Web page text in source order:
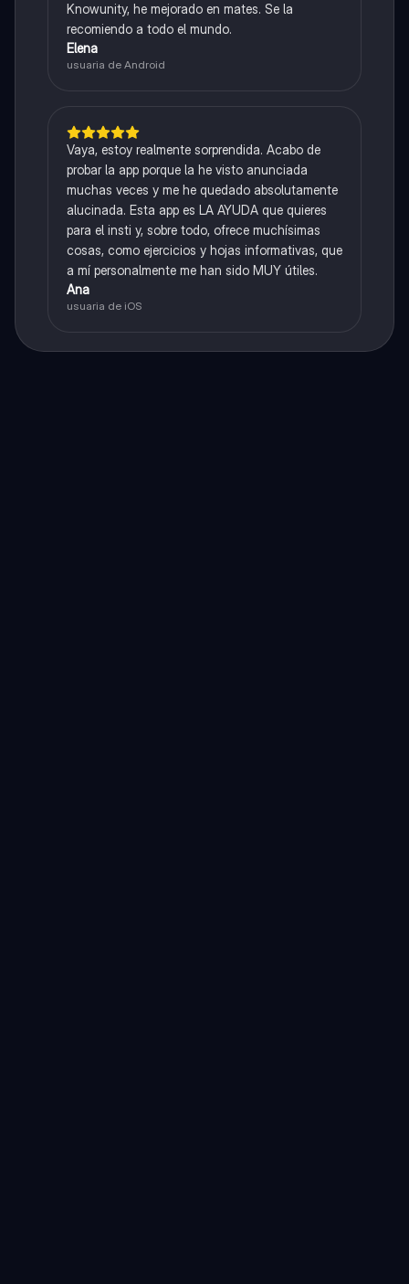
Knowunity, he mejorado en mates. Se la
recomiendo a todo el mundo.
Elena
usuaria de Android
Vaya, estoy realmente sorprendida. Acabo de
probar la app porque la he visto anunciada
muchas veces y me he quedado absolutamente
alucinada. Esta app es LA AYUDA que quieres
para el insti y, sobre todo, ofrece muchísimas
cosas, como ejercicios y hojas informativas, que
a mí personalmente me han sido MUY útiles.
Ana
usuaria de iOS